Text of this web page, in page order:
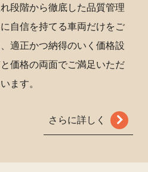
段階から徹底した品質管理
自信を持てる車両だけをご
適正かつ納得のいく価格設
価格の両面でご満足いただ
ます。
さらに詳しく